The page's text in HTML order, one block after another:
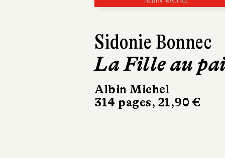
David Litchfield
Mon voisin
dinosaure
Fleurus